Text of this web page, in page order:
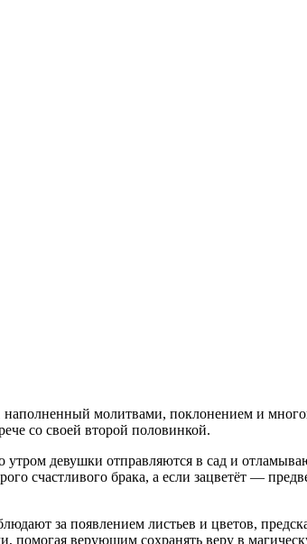
молитвами, поклонением и
со своей второй половинкой.
девушки отправляются в сад и
счастливого брака, а если зацветёт —
за появлением листьев и цветов,
верующим сохранять веру в